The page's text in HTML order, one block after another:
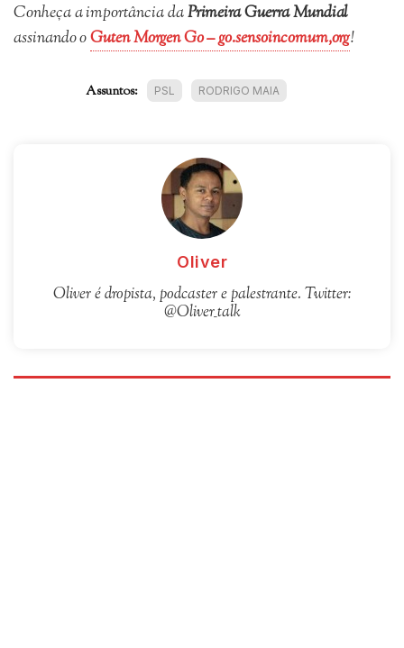
Conheça a importância daPrimeira Guerra Mundial
assinando oGuten Morgen Go – go.sensoincomum,org!
Assuntos: PSL RODRIGO MAIA
Oliver
Oliver é dropista, podcaster e palestrante. Twitter:
@Oliver_talk